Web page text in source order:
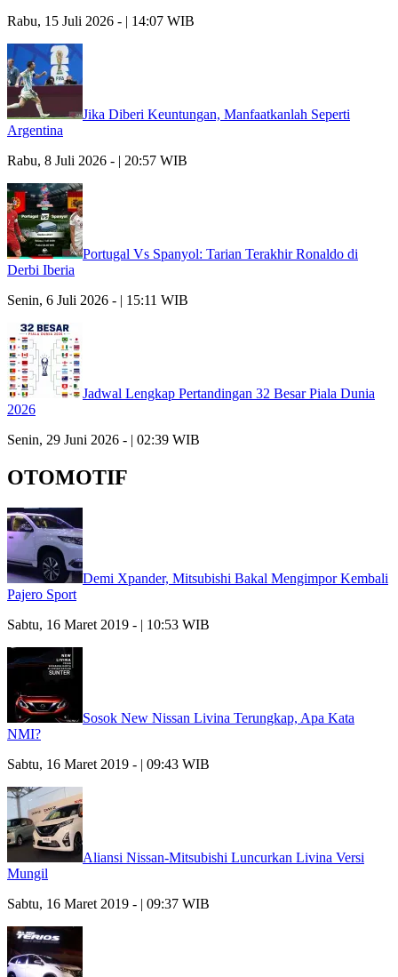
Rabu, 15 Juli 2026 - | 14:07 WIB
Jika Diberi Keuntungan, Manfaatkanlah Seperti
Argentina
Rabu, 8 Juli 2026 - | 20:57 WIB
Portugal Vs Spanyol: Tarian Terakhir Ronaldo di
Derbi Iberia
Senin, 6 Juli 2026 - | 15:11 WIB
Jadwal Lengkap Pertandingan 32 Besar Piala Dunia
2026
Senin, 29 Juni 2026 - | 02:39 WIB
OTOMOTIF
Demi Xpander, Mitsubishi Bakal Mengimpor Kembali
Pajero Sport
Sabtu, 16 Maret 2019 - | 10:53 WIB
Sosok New Nissan Livina Terungkap, Apa Kata
NMI?
Sabtu, 16 Maret 2019 - | 09:43 WIB
Aliansi Nissan-Mitsubishi Luncurkan Livina Versi
Mungil
Sabtu, 16 Maret 2019 - | 09:37 WIB